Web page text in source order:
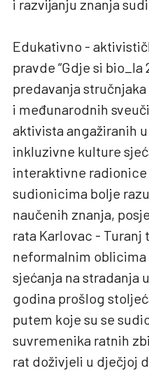
i razvijanju znanja
Edukativno -
pravde “Gdje si bio_la
predavanja
i međunarodnih
aktivista angažiranih
inkluzivne kulture
interaktivne
sudionicima bolje
naučenih znanja,
rata Karlovac - Turanj
neformalnim
sjećanja na stradanja
godina prošlog
putem koje su se
suvremenika ratnih
rat doživjeli u dječjoj